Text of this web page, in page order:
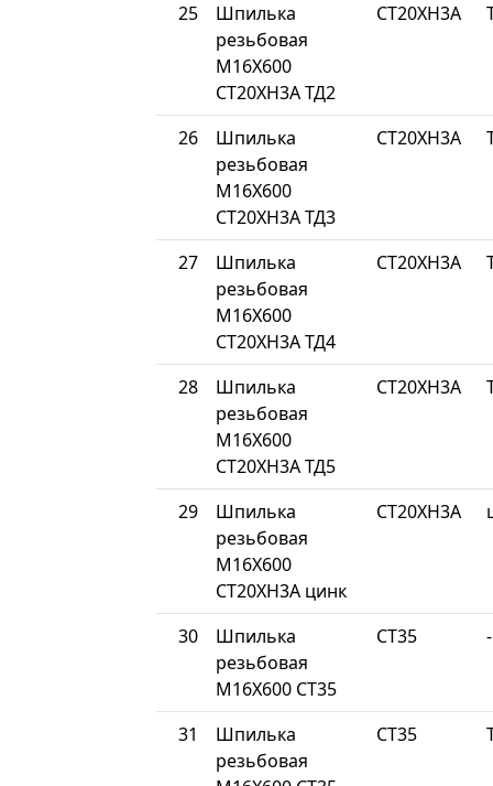
25
Шпилька
резьбовая
М16Х600
СТ20ХН3А ТД2
СТ20ХН3А
26
Шпилька
резьбовая
М16Х600
СТ20ХН3А ТД3
СТ20ХН3А
27
Шпилька
резьбовая
М16Х600
СТ20ХН3А ТД4
СТ20ХН3А
28
Шпилька
резьбовая
М16Х600
СТ20ХН3А ТД5
СТ20ХН3А
29
Шпилька
резьбовая
М16Х600
СТ20ХН3А цинк
СТ20ХН3А
30
Шпилька
резьбовая
М16Х600 СТ35
СТ35 -
31
Шпилька
резьбовая
СТ35